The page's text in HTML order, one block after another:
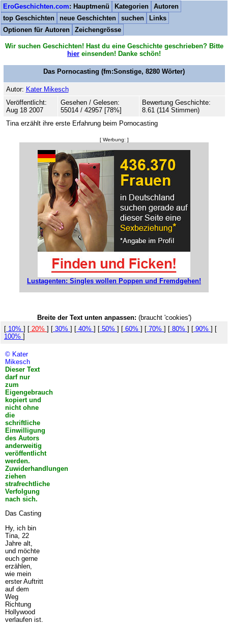
EroGeschichten.com: Hauptmenü Kategorien
Autoren
top Geschichten
neue Geschichten suchen
Links
Optionen für Autoren
Zeichengrösse
Wir suchen Geschichten! Hast du eine Geschichte geschrieben? Bitte
hier einsenden! Danke schön!
Das Pornocasting (fm:Sonstige, 8280 Wörter)
Autor: Kater Mikesch
Veröffentlicht:
Aug 18 2007
Gesehen / Gelesen:
55014 / 42957 [78%]
Bewertung Geschichte:
8.61 (114 Stimmen)
Tina erzählt ihre erste Erfahrung beim Pornocasting
[ Werbung: ]
Lustagenten: Singles wollen Poppen und Fremdgehen!
Breite der Text unten anpassen: (braucht 'cookies')
[ 10% ] [ 20% ] [ 30% ] [ 40% ] [ 50% ] [ 60% ] [ 70% ] [ 80% ] [ 90% ] [
100% ]
© Kater
Mikesch
Dieser Text
darf nur
zum
Eigengebrauch
kopiert und
nicht ohne
die
schriftliche
Einwilligung
des Autors
anderweitig
veröffentlicht
werden.
Zuwiderhandlungen
ziehen
strafrechtliche
Verfolgung
nach sich.
Das Casting
Hy, ich bin
Tina, 22
Jahre alt,
und möchte
euch gerne
erzählen,
wie mein
erster Auftritt
auf dem
Weg
Richtung
Hollywood
verlaufen ist.